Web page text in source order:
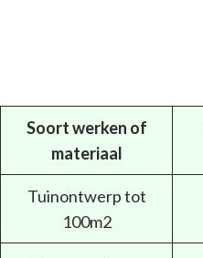
Soort werken of
materiaal
Tuinontwerp tot
100m2